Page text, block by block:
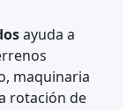
ayuda a
maquinaria
rotación de